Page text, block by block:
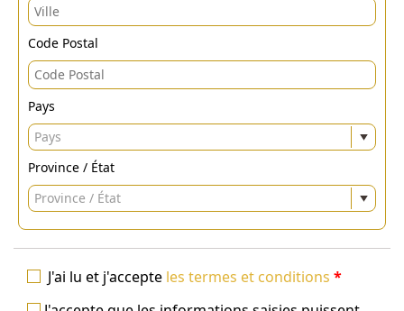
Code Postal
Pays
Pays
Province / État
Province / État
J'ai lu et j'accepte les termes et conditions *